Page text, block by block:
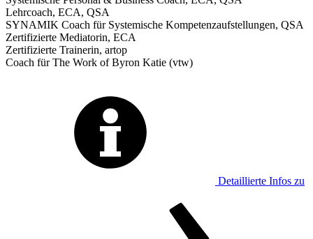
Lehrcoach, ECA, QSA
SYNAMIK Coach für Systemische Kompetenzaufstellungen, QSA
Zertifizierte Mediatorin, ECA
Zertifizierte Trainerin, artop
Coach für The Work of Byron Katie (vtw)
Detaillierte Infos zu